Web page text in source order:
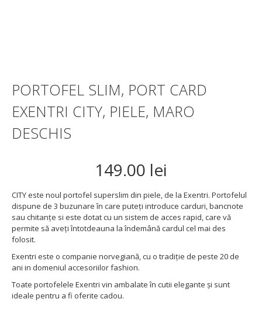
PORTOFEL SLIM, PORT CARD
EXENTRI CITY, PIELE, MARO
DESCHIS
149.00 lei
CITY este noul portofel superslim din piele, de la Exentri. Portofelul
dispune de 3 buzunare în care puteţi introduce carduri, bancnote
sau chitanţe si este dotat cu un sistem de acces rapid, care vă
permite să aveţi întotdeauna la îndemână cardul cel mai des
folosit.
Exentri este o companie norvegiană, cu o tradiţie de peste 20 de
ani in domeniul accesoriilor fashion.
Toate portofelele Exentri vin ambalate în cutii elegante şi sunt
ideale pentru a fi oferite cadou.